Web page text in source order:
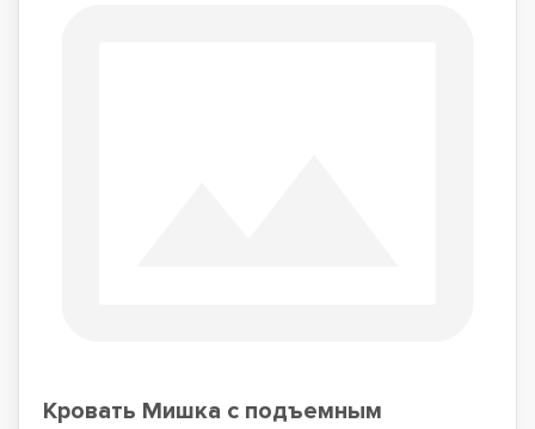
Кровать Мишка с подъемным